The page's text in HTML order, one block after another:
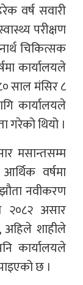
वर्ष सवारी
परीक्षण
चिकित्सक
कार्यालयले
साल मंसिर ८
कार्यालयले
गरेको थियो ।
मसान्तसम्म
वर्षमा
नवीकरण
२०८२ असार
अहिले शाहीले
कार्यालयले
छ ।